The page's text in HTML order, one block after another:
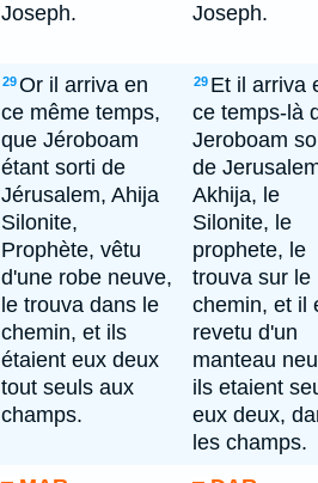
Joseph.
Joseph.
29Or il arriva en
ce même temps,
que Jéroboam
étant sorti de
Jérusalem, Ahija
Silonite,
Prophète, vêtu
d'une robe neuve,
le trouva dans le
chemin, et ils
étaient eux deux
tout seuls aux
champs.
29 Et il arriva
ce temps-là
Jeroboam
de
Akhija, le
Silonite, le
prophete, le
trouva sur le
chemin, et il
revetu d'un
manteau
ils etaient
eux deux,
les champs.